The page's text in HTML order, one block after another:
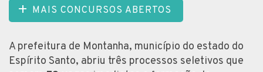
MAIS CONCURSOS ABERTOS
A prefeitura de Montanha, município do estado do
Espírito Santo, abriu três processos seletivos que